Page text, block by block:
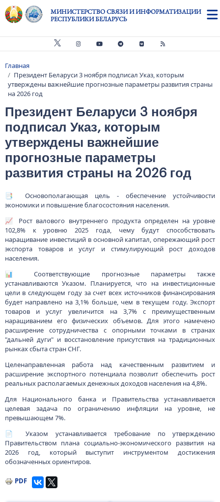
Перейти к основному содержанию
МИНИСТЕРСТВО СВЯЗИ И ИНФОРМАТИЗАЦИИ
РЕСПУБЛИКИ БЕЛАРУСЬ
Строка навигации
Главная
Президент Беларуси 3 ноября подписал Указ, которым
утверждены важнейшие прогнозные параметры развития страны
на 2026 год
Президент Беларуси 3 ноября
подписал Указ, которым
утверждены важнейшие
прогнозные параметры
развития страны на 2026 год
📑 Основополагающая цель - обеспечение устойчивости
экономики и повышение благосостояния населения.
📈 Рост валового внутреннего продукта определен на уровне
102,8% к уровню 2025 года, чему будут способствовать
наращивание инвестиций в основной капитал, опережающий рост
экспорта товаров и услуг и стимулирующий рост доходов
населения.
📊 Соответствующие прогнозные параметры также
устанавливаются Указом. Планируется, что на инвестиционные
цели в следующем году за счет всех источников финансирования
будет направлено на 3,1% больше, чем в текущем году. Экспорт
товаров и услуг увеличится на 3,7% с преимущественным
наращиванием его физических объемов. Для этого намечено
расширение сотрудничества с опорными точками в странах
"дальней дуги" и восстановление присутствия на традиционных
рынках сбыта стран СНГ.
Целенаправленная работа над качественным развитием и
расширение экспортного потенциала позволит обеспечить рост
реальных располагаемых денежных доходов населения на 4,8%.
Для Национального банка и Правительства устанавливается
целевая задача по ограничению инфляции на уровне, не
превышающем 7%.
📄 Указом устанавливается требование по утверждению
Правительством плана социально-экономического развития на
2026 год, который выступит инструментом достижения
обозначенных ориентиров.
PDF